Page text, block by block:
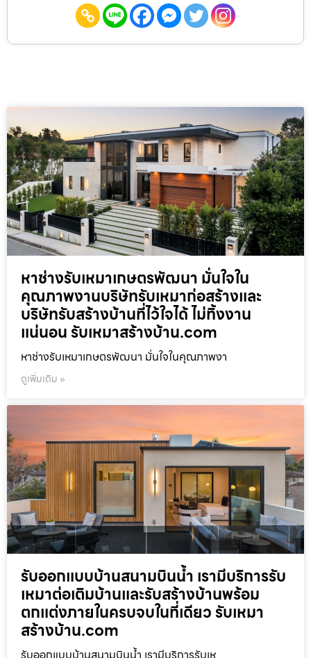
หาช่างรับเหมาเกษตรพัฒนา มั่นใจใน
คุณภาพงานบริษัทรับเหมาก่อสร้างและ
บริษัทรับสร้างบ้านที่ไว้ใจได้ ไม่ทิ้งงาน
แน่นอน รับเหมาสร้างบ้าน.com
หาช่างรับเหมาเกษตรพัฒนา มั่นใจในคุณภาพงา
ดูเพิ่มเติม »
รับออกแบบบ้านสนามบินน้ำ เรามีบริการรับ
เหมาต่อเติมบ้านและรับสร้างบ้านพร้อม
ตกแต่งภายในครบจบในที่เดียว รับเหมา
สร้างบ้าน.com